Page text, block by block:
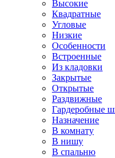
Высокие
Квадратные
Угловые
Низкие
Особенности
Встроенные
Из кладовки
Закрытые
Открытые
Раздвижные
Гардеробные
Назначение
В комнату
В нишу
В спальню